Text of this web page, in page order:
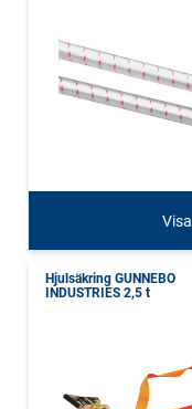
Visa
Hjulsäkring GUNNEBO
INDUSTRIES 2,5 t